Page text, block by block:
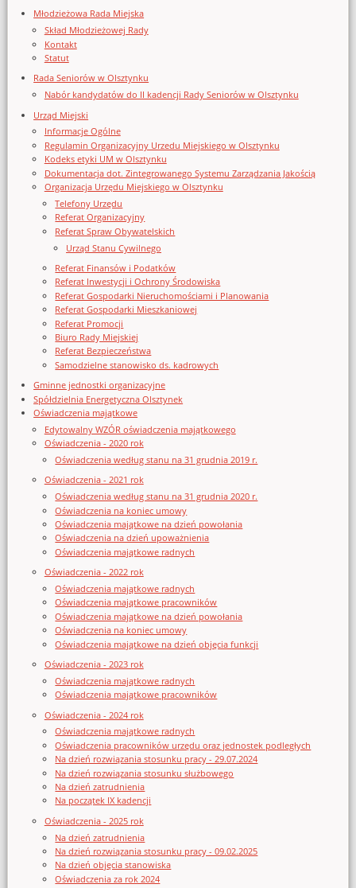
Młodzieżowa Rada Miejska
Skład Młodzieżowej Rady
Kontakt
Statut
Rada Seniorów w Olsztynku
Nabór kandydatów do II kadencji Rady Seniorów w Olsztynku
Urząd Miejski
Informacje Ogólne
Regulamin Organizacyjny Urzedu Miejskiego w Olsztynku
Kodeks etyki UM w Olsztynku
Dokumentacja dot. Zintegrowanego Systemu Zarządzania Jakością
Organizacja Urzędu Miejskiego w Olsztynku
Telefony Urzędu
Referat Organizacyjny
Referat Spraw Obywatelskich
Urząd Stanu Cywilnego
Referat Finansów i Podatków
Referat Inwestycji i Ochrony Środowiska
Referat Gospodarki Nieruchomościami i Planowania
Referat Gospodarki Mieszkaniowej
Referat Promocji
Biuro Rady Miejskiej
Referat Bezpieczeństwa
Samodzielne stanowisko ds. kadrowych
Gminne jednostki organizacyjne
Spółdzielnia Energetyczna Olsztynek
Oświadczenia majątkowe
Edytowalny WZÓR oświadczenia majątkowego
Oświadczenia - 2020 rok
Oświadczenia według stanu na 31 grudnia 2019 r.
Oświadczenia - 2021 rok
Oświadczenia według stanu na 31 grudnia 2020 r.
Oświadczenia na koniec umowy
Oświadczenia majątkowe na dzień powołania
Oświadczenia na dzień upoważnienia
Oświadczenia majątkowe radnych
Oświadczenia - 2022 rok
Oświadczenia majątkowe radnych
Oświadczenia majątkowe pracowników
Oświadczenia majątkowe na dzień powołania
Oświadczenia na koniec umowy
Oświadczenia majątkowe na dzień objęcia funkcji
Oświadczenia - 2023 rok
Oświadczenia majątkowe radnych
Oświadczenia majątkowe pracowników
Oświadczenia - 2024 rok
Oświadczenia majątkowe radnych
Oświadczenia pracowników urzędu oraz jednostek podległych
Na dzień rozwiązania stosunku pracy - 29.07.2024
Na dzień rozwiązania stosunku służbowego
Na dzień zatrudnienia
Na początek IX kadencji
Oświadczenia - 2025 rok
Na dzień zatrudnienia
Na dzień rozwiązania stosunku pracy - 09.02.2025
Na dzień objęcia stanowiska
Oświadczenia za rok 2024